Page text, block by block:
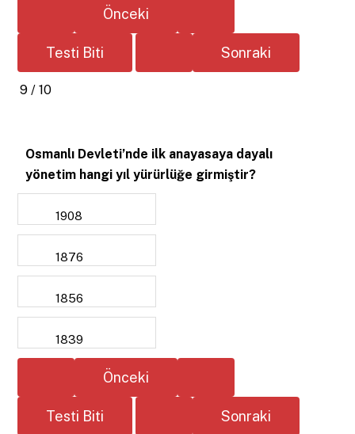
9 / 10
Osmanlı Devleti’nde ilk anayasaya dayalı
yönetim hangi yıl yürürlüğe girmiştir?
1908
1876
1856
1839